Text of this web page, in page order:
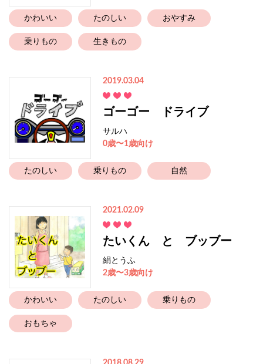
かわいい たのしい おやすみ
乗りもの 生きもの
2019.03.04
ゴーゴー ドライブ
サルハ
0歳〜1歳向け
たのしい 乗りもの 自然
2021.02.09
たいくん と ブッブー
絹とうふ
2歳〜3歳向け
かわいい たのしい 乗りもの
おもちゃ